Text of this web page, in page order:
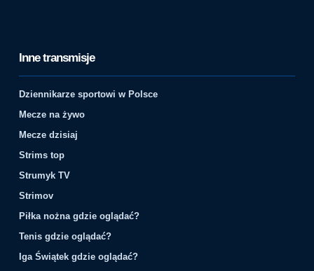
Inne transmisje
Dziennikarze sportowi w Polsce
Mecze na żywo
Mecze dzisiaj
Strims top
Strumyk TV
Strimov
Piłka nożna gdzie oglądać?
Tenis gdzie oglądać?
Iga Świątek gdzie oglądać?